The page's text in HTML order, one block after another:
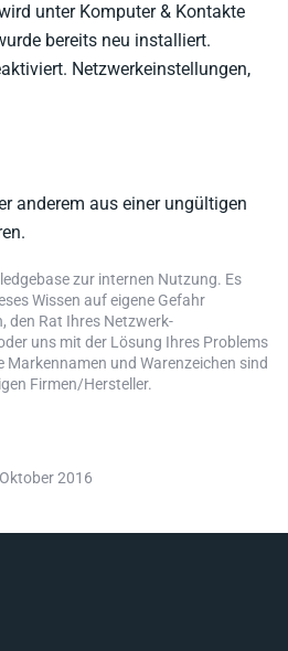
unter Komputer & Kontakte
bereits neu installiert.
Netzwerkeinstellungen,
anderem aus einer ungültigen
zur internen Nutzung. Es
Wissen auf eigene Gefahr
den Rat Ihres Netzwerk-
uns mit der Lösung Ihres Problems
und Warenzeichen sind
Firmen/Hersteller.
2016